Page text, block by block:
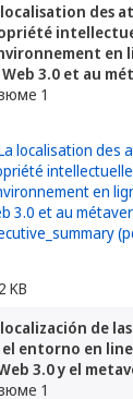
localisation des
en
3.0 et au
1
KB
localización de
entorno en
3.0 y el
1